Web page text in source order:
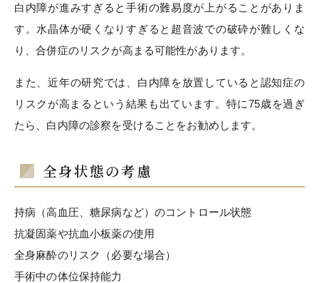
白内障が進みすぎると手術の難易度が上がることがありま
す。水晶体が硬くなりすぎると超音波での破砕が難しくな
り、合併症のリスクが高まる可能性があります。
また、近年の研究では、白内障を放置していると認知症の
リスクが高まるという結果も出ています。特に75歳を過ぎ
たら、白内障の診察を受けることをお勧めします。
全身状態の考慮
持病（高血圧、糖尿病など）のコントロール状態
抗凝固薬や抗血小板薬の使用
全身麻酔のリスク（必要な場合）
手術中の体位保持能力